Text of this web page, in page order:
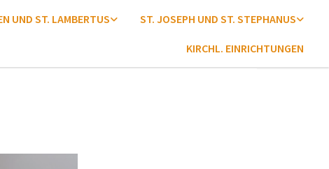
UND ST. LAMBERTUS ST. JOSEPH UND ST. STEPHANUS
KIRCHL. EINRICHTUNGEN